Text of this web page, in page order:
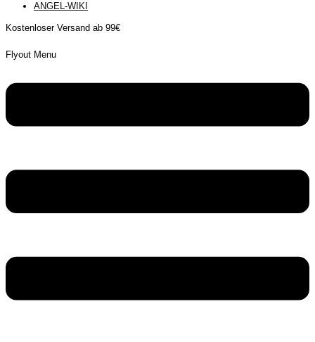
ANGEL-WIKI
Kostenloser Versand ab 99€
Flyout Menu